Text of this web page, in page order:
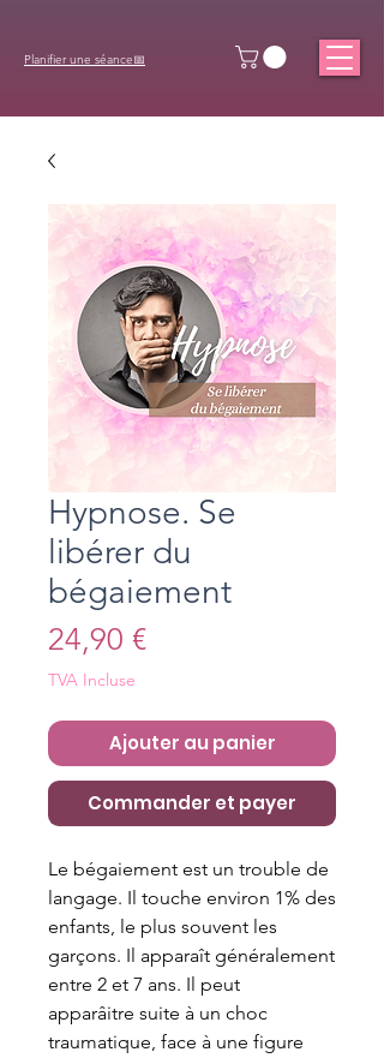
Planifier une séance📅
Hypnose. Se
libérer du
bégaiement
24,90 €Prix
TVA Incluse
Ajouter au panier
Commander et payer
Le bégaiement est un trouble de
langage. Il touche environ 1% des
enfants, le plus souvent les
garçons. Il apparaît généralement
entre 2 et 7 ans. Il peut
apparâitre suite à un choc
traumatique, face à une figure